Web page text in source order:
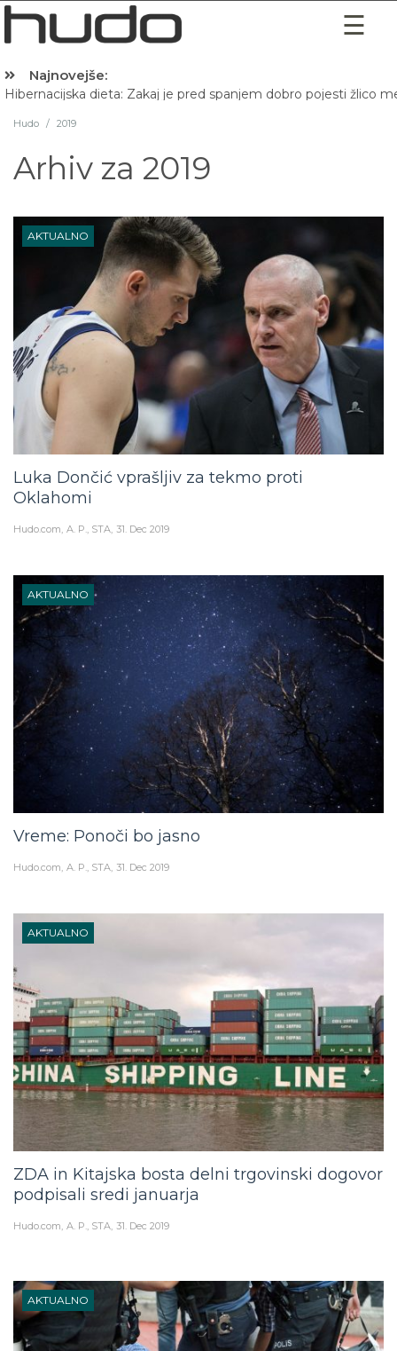
Najnovejše:
Hibernacijska dieta: Zakaj je pred spanjem dobro pojesti žlico
Hudo / 2019
Arhiv za 2019
AKTUALNO
Luka Dončić vprašljiv za tekmo proti
Oklahomi
Hudo.com A. P., STA 31. Dec 2019
AKTUALNO
Vreme: Ponoči bo jasno
Hudo.com A. P., STA 31. Dec 2019
AKTUALNO
ZDA in Kitajska bosta delni trgovinski dogovor
podpisali sredi januarja
Hudo.com A. P., STA 31. Dec 2019
AKTUALNO